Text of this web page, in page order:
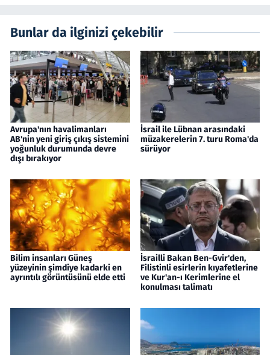
Bunlar da ilginizi çekebilir
Avrupa'nın havalimanları
AB'nin yeni giriş çıkış sistemini
yoğunluk durumunda devre
dışı bırakıyor
İsrail ile Lübnan arasındaki
müzakerelerin 7. turu Roma'da
sürüyor
Bilim insanları Güneş
yüzeyinin şimdiye kadarki en
ayrıntılı görüntüsünü elde etti
İsrailli Bakan Ben-Gvir'den,
Filistinli esirlerin kıyafetlerine
ve Kur'an-ı Kerimlerine el
konulması talimatı